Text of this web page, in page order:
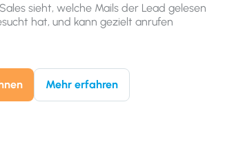
Sales sieht, welche Mails der Lead gelesen
hat, und kann gezielt anrufen
Mehr erfahren